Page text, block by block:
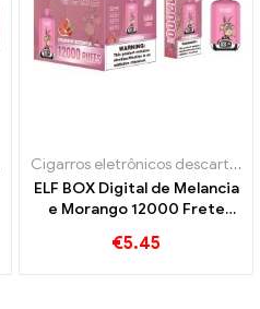
Cigarros eletrônicos descartáveis
ELF BOX Digital de Melancia
e Morango 12000 Frete
atacado 12000 Puffs ELF
€5.45